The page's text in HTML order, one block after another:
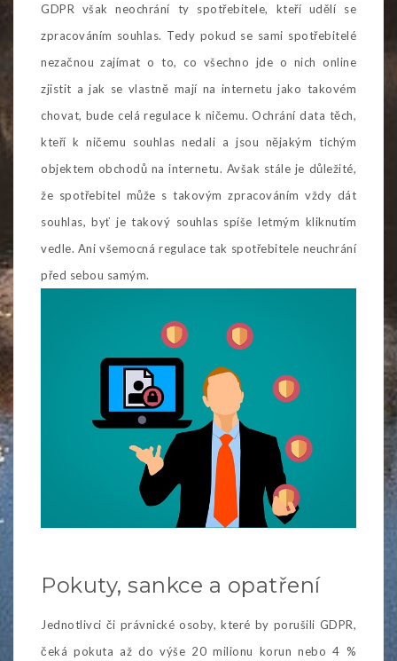
GDPR však neochrání ty spotřebitele, kteří udělí se
zpracováním souhlas. Tedy pokud se sami spotřebitelé
nezačnou zajímat o to, co všechno jde o nich online
zjistit a jak se vlastně mají na internetu jako takovém
chovat, bude celá regulace k ničemu. Ochrání data těch,
kteří k ničemu souhlas nedali a jsou nějakým tichým
objektem obchodů na internetu. Avšak stále je důležité,
že spotřebitel může s takovým zpracováním vždy dát
souhlas, byť je takový souhlas spíše letmým kliknutím
vedle. Ani všemocná regulace tak spotřebitele neuchrání
před sebou samým.
Pokuty, sankce a opatření
Jednotlivci či právnické osoby, které by porušili GDPR,
čeká pokuta až do výše 20 milionu korun nebo 4 %